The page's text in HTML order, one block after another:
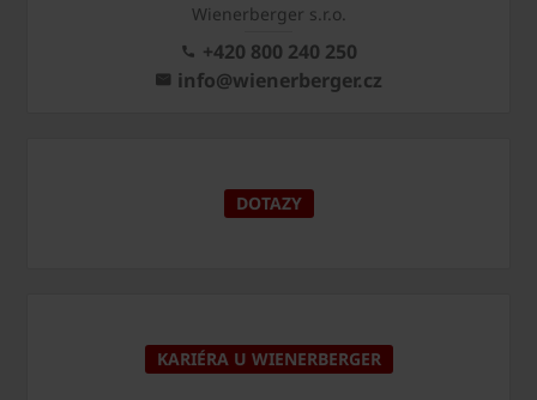
Wienerberger s.r.o.
+420 800 240 250
info@wienerberger.cz
DOTAZY
KARIÉRA U WIENERBERGER